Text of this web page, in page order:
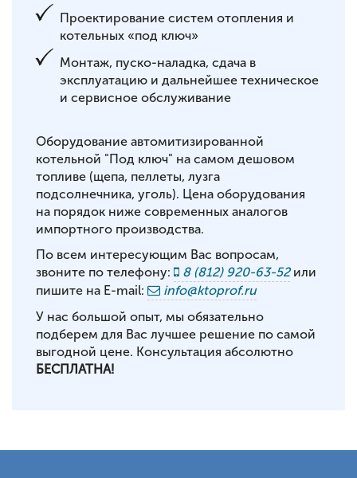
Проектирование систем отопления и
котельных «под ключ»
Монтаж, пуско-наладка, сдача в
эксплуатацию и дальнейшее техническое
и сервисное обслуживание
Оборудование автомитизированной
котельной "Под ключ" на самом дешовом
топливе (щепа, пеллеты, лузга
подсолнечника, уголь). Цена оборудования
на порядок ниже современных аналогов
импортного производства.
По всем интересующим Вас вопросам,
звоните по телефону:
8 (812) 920-63-52или
пишите на E-mail:
info@ktoprof.ru
У нас большой опыт, мы обязательно
подберем для Вас лучшее решение по самой
выгодной цене. Консультация абсолютно
БЕСПЛАТНА!